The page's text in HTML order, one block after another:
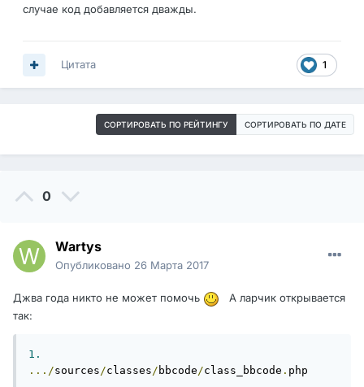
случае код добавляется дважды.
1
Цитата
СОРТИРОВАТЬ ПО РЕЙТИНГУ СОРТИРОВАТЬ ПО ДАТЕ
0
Wartys
Опубликовано 26 Марта 2017
Джва года никто не может помочь
А ларчик открывается
так:
1.
.../sources /classes / bbcode /class_bbcode . php